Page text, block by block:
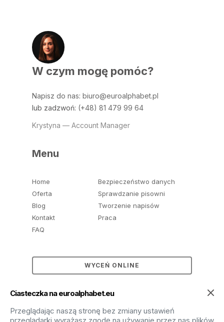
W czym mogę pomóc?
Napisz do nas:biuro@euroalphabet.pl
lub zadzwoń: (+48) 81 479 99 64
Krystyna — Account Manager
Menu
Home
Oferta
Blog
Kontakt
FAQ
Bezpieczeństwo danych
Sprawdzanie pisowni
Tworzenie napisów
Praca
WYCEŃ ONLINE
Ciasteczka na euroalphabet.eu
Przeglądając naszą stronę bez zmiany ustawień